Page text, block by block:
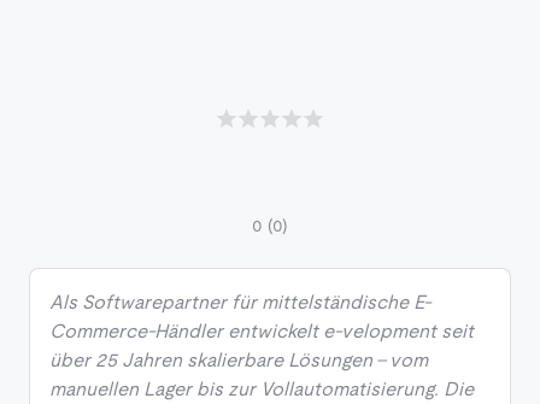
0 (0)
Als Softwarepartner für mittelständische E-
Commerce-Händler entwickelt e-velopment seit
über 25 Jahren skalierbare Lösungen – vom
manuellen Lager bis zur Vollautomatisierung. Die